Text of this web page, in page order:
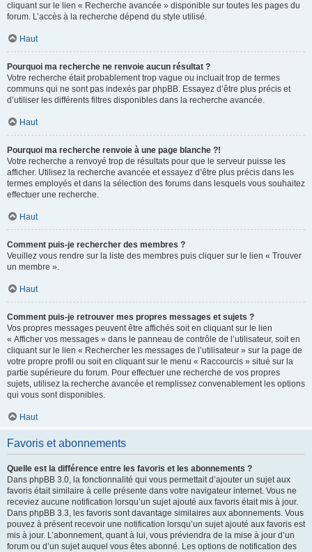
cliquant sur le lien « Recherche avancée » disponible sur toutes les pages du
forum. L’accès à la recherche dépend du style utilisé.
Haut
Pourquoi ma recherche ne renvoie aucun résultat ?
Votre recherche était probablement trop vague ou incluait trop de termes
communs qui ne sont pas indexés par phpBB. Essayez d’être plus précis et
d’utiliser les différents filtres disponibles dans la recherche avancée.
Haut
Pourquoi ma recherche renvoie à une page blanche ?!
Votre recherche a renvoyé trop de résultats pour que le serveur puisse les
afficher. Utilisez la recherche avancée et essayez d’être plus précis dans les
termes employés et dans la sélection des forums dans lesquels vous souhaitez
effectuer une recherche.
Haut
Comment puis-je rechercher des membres ?
Veuillez vous rendre sur la liste des membres puis cliquer sur le lien « Trouver
un membre ».
Haut
Comment puis-je retrouver mes propres messages et sujets ?
Vos propres messages peuvent être affichés soit en cliquant sur le lien
« Afficher vos messages » dans le panneau de contrôle de l’utilisateur, soit en
cliquant sur le lien « Rechercher les messages de l’utilisateur » sur la page de
votre propre profil ou soit en cliquant sur le menu « Raccourcis » situé sur la
partie supérieure du forum. Pour effectuer une recherche de vos propres
sujets, utilisez la recherche avancée et remplissez convenablement les options
qui vous sont disponibles.
Haut
Favoris et abonnements
Quelle est la différence entre les favoris et les abonnements ?
Dans phpBB 3.0, la fonctionnalité qui vous permettait d’ajouter un sujet aux
favoris était similaire à celle présente dans votre navigateur internet. Vous ne
receviez aucune notification lorsqu’un sujet ajouté aux favoris était mis à jour.
Dans phpBB 3.3, les favoris sont davantage similaires aux abonnements. Vous
pouvez à présent recevoir une notification lorsqu’un sujet ajouté aux favoris est
mis à jour. L’abonnement, quant à lui, vous préviendra de la mise à jour d’un
forum ou d’un sujet auquel vous êtes abonné. Les options de notification des